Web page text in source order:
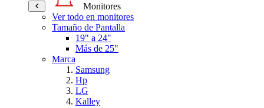
Monitores
Ver todo en monitores
Tamaño de Pantalla
19" a 24"
Más de 25"
Marca
Samsung
Hp
LG
Kalley